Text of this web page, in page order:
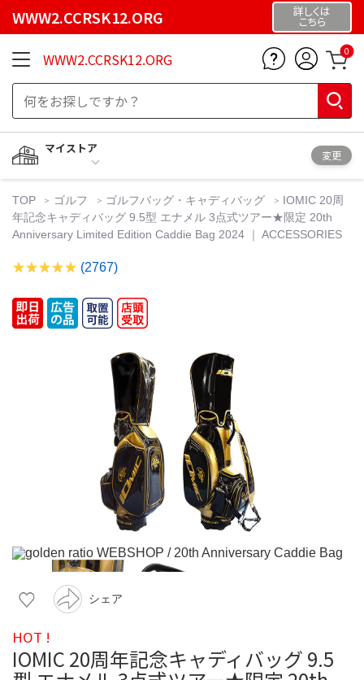
WWW2.CCRSK12.ORG 詳しくは
こちら
WWW2.CCRSK12.ORG 0
マイストア
変更
TOP ゴルフ ゴルフバッグ・キャディバッグ
IOMIC 20周
年記念キャディバッグ 9.5型 エナメル 3点式ツアー★限定 20th
Anniversary Limited Edition Caddie Bag 2024 ｜ ACCESSORIES
(2767)
シェア
HOT !
IOMIC 20周年記念キャディバッグ 9.5